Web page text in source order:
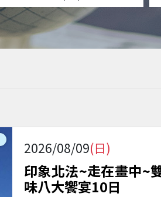
2026/08/09(日)
印象北法~走在畫中~
味八大饗宴10日